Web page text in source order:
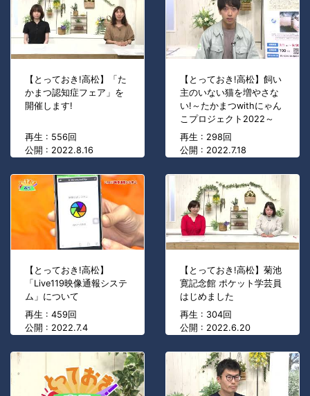
【とっておき!高松】「た
かまつ認知症フェア」を
開催します!
再生 : 556回
公開 : 2022.8.16
【とっておき!高松】飼い
主のいない猫を増やさな
い!～たかまつwithにゃん
こプロジェクト2022～
再生 : 298回
公開 : 2022.7.18
【とっておき!高松】
「Live119映像通報システ
ム」について
再生 : 459回
公開 : 2022.7.4
【とっておき!高松】菊池
寛記念館 ポケット学芸員
はじめました
再生 : 304回
公開 : 2022.6.20